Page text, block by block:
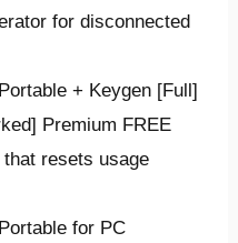
for disconnected
+ Keygen [Full]
Premium FREE
resets usage
for PC